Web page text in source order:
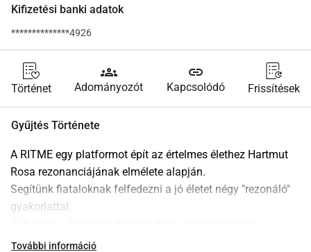
Kifizetési banki adatok
**************4926
Történet
groups
Adományozót
link
Kapcsolódó Frissítések
Gyűjtés Története
A RITME egy platformot épít az értelmes élethez Hartmut
Rosa rezonanciájának elmélete alapján.
Segítünk fiataloknak felfedezni a jó életet négy "rezonáló"
gyakorlattal:
2) Étkezés - Kapcsolódni egymáshoz és a természethez
További információ